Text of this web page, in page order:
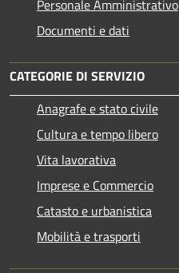
Personale Amministrativo
Documenti e dati
CATEGORIE DI SERVIZIO
Anagrafe e stato civile
Cultura e tempo libero
Vita lavorativa
Imprese e Commercio
Catasto e urbanistica
Mobilità e trasporti